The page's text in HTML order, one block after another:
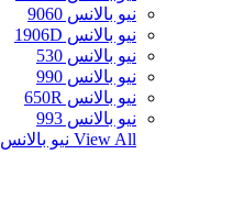
نيو بالانس 9060
نيو بالانس 1906D
نيو بالانس 530
نيو بالانس 990
نيو بالانس 650R
نيو بالانس 993
View All نيو بالانس